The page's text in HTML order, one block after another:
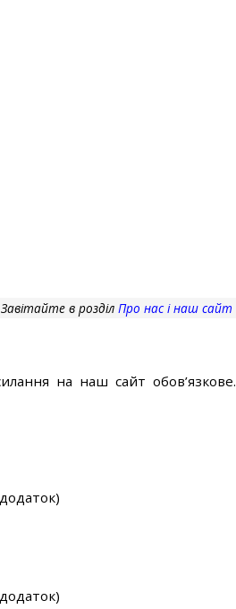
Завітайте в розділ Про нас і наш сайт
на наш сайт обов’язкове.